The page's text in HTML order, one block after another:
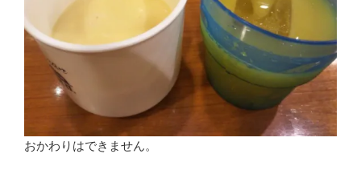
おかわりはできません。